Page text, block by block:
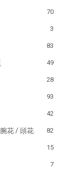
70
3
83
49
28
93
42
花 / 頭花 82
15
7